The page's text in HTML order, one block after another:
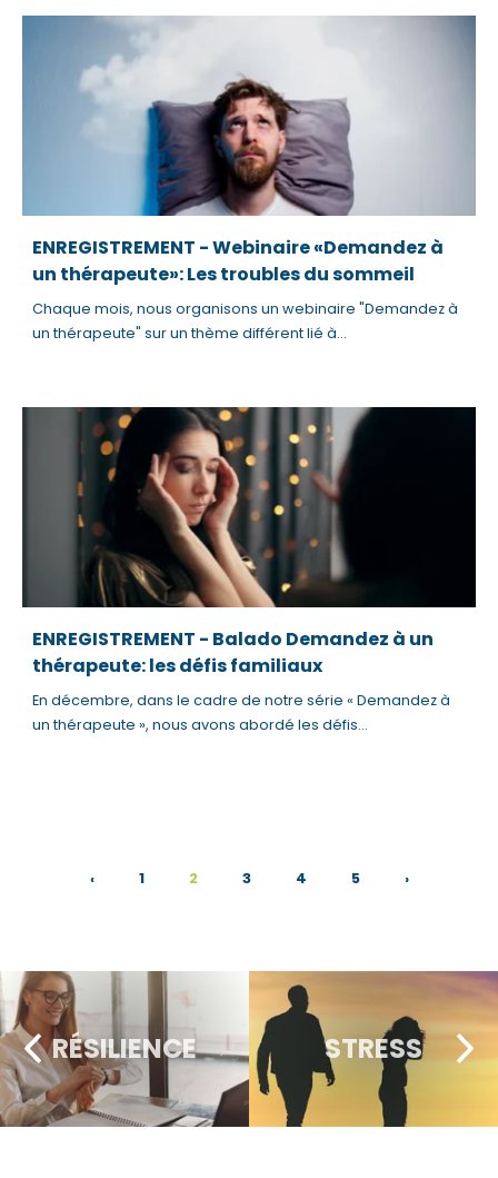
ENREGISTREMENT - Webinaire «Demandez à
un thérapeute»: Les troubles du sommeil
Chaque mois, nous organisons un webinaire "Demandez à
un thérapeute" sur un thème différent lié à...
ENREGISTREMENT - Balado Demandez à un
thérapeute: les défis familiaux
En décembre, dans le cadre de notre série « Demandez à
un thérapeute », nous avons abordé les défis...
‹ 1 2 3 4 5 ›
RÉSILIENCE STRESS